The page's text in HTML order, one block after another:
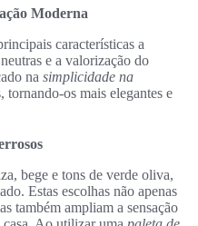
Moderna
características a
neutras e a valorização do
na simplicidade na
tornando-os mais elegantes e
bege e tons de verde oliva,
Estas escolhas não apenas
também ampliam a sensação